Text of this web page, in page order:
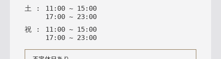
土 : 11 : 00 ~ 15: 00
17: 00 ~ 23: 00
祝 : 11: 00 ~ 15: 00
17: 00 ~ 23: 00